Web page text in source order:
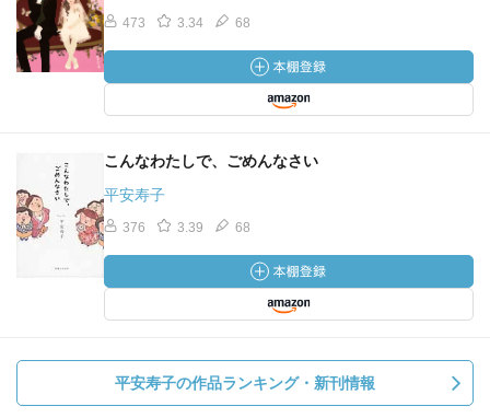
473 3.34 68
こんなわたしで、ごめんなさい
平安寿子
376 3.39 68
平安寿子の作品ランキング・新刊情報